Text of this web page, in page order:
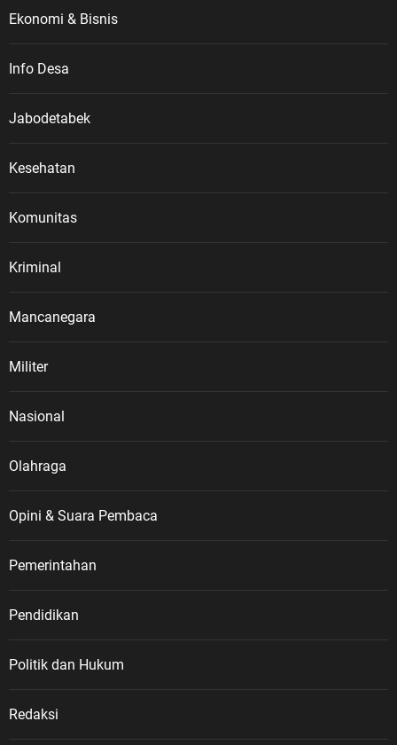
Ekonomi & Bisnis
Info Desa
Jabodetabek
Kesehatan
Komunitas
Kriminal
Mancanegara
Militer
Nasional
Olahraga
Opini & Suara Pembaca
Pemerintahan
Pendidikan
Politik dan Hukum
Redaksi